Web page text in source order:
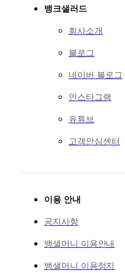
뱅크샐러드
회사소개
블로그
네이버 블로그
인스타그램
유튜브
고객안심센터
이용 안내
공지사항
뱅샐머니 이용안내
뱅샐머니 이용정지